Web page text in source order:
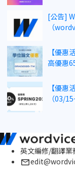
[公告]
（
【優惠
高優惠
【優惠
（03/
英文編修/翻譯